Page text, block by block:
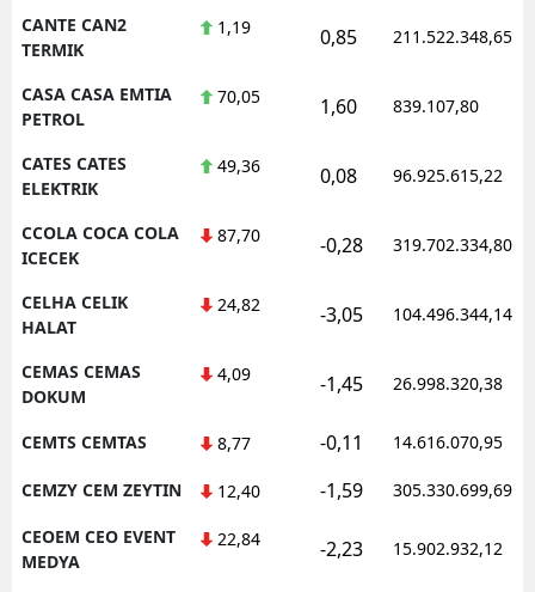
CANTE CAN2
TERMIK
1,19 0,85 211.522.348,65
CASA CASA EMTIA
PETROL
70,05 1,60 839.107,80
CATES CATES
ELEKTRIK
49,36 0,08 96.925.615,22
CCOLA COCA COLA
ICECEK
87,70 -0,28 319.702.334,80
CELHA CELIK
HALAT
24,82 -3,05 104.496.344,14
CEMAS CEMAS
DOKUM
4,09 -1,45 26.998.320,38
CEMTS CEMTAS 8,77 -0,11 14.616.070,95
CEMZY CEM ZEYTIN 12,40 -1,59 305.330.699,69
CEOEM CEO EVENT
MEDYA
22,84 -2,23 15.902.932,12